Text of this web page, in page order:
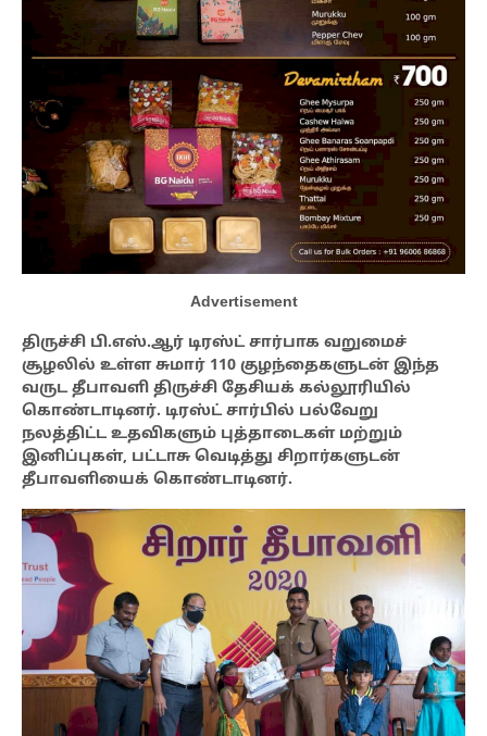
Advertisement
திருச்சி பி.எஸ்.ஆர் டிரஸ்ட் சார்பாக வறுமைச்
சூழலில் உள்ள சுமார் 110 குழந்தைகளுடன் இந்த
வருட தீபாவளி திருச்சி தேசியக் கல்லூரியில்
கொண்டாடினர். டிரஸ்ட் சார்பில் பல்வேறு
நலத்திட்ட உதவிகளும் புத்தாடைகள் மற்றும்
இனிப்புகள், பட்டாசு வெடித்து சிறார்களுடன்
தீபாவளியைக் கொண்டாடினர்.